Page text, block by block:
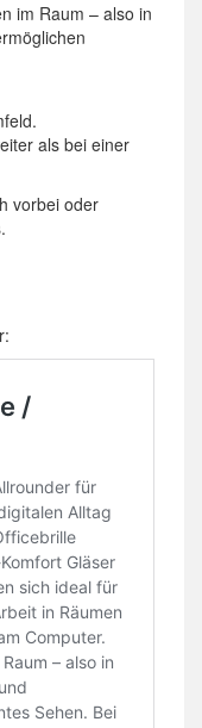
im Raum – also in
als bei einer
vorbei oder